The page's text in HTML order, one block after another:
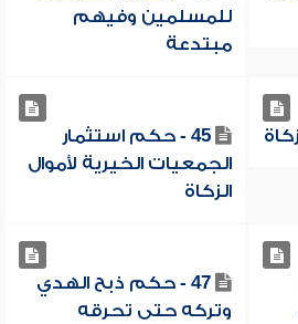
للمسلمين وفيهم
مبتدعة
45 - حكم استثمار
الجمعيات الخيرية لأموال
الزكاة
47 - حكم ذبح الهدي
وتركه حتى تحرقه